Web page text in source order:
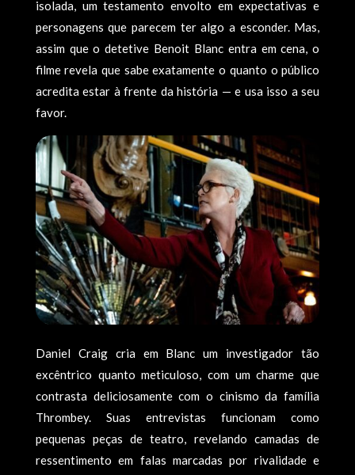
isolada, um testamento envolto em expectativas e
personagens que parecem ter algo a esconder. Mas,
assim que o detetive Benoit Blanc entra em cena, o
filme revela que sabe exatamente o quanto o público
acredita estar à frente da história — e usa isso a seu
favor.
Daniel Craig cria em Blanc um investigador tão
excêntrico quanto meticuloso, com um charme que
contrasta deliciosamente com o cinismo da família
Thrombey. Suas entrevistas funcionam como
pequenas peças de teatro, revelando camadas de
ressentimento em falas marcadas por rivalidade e